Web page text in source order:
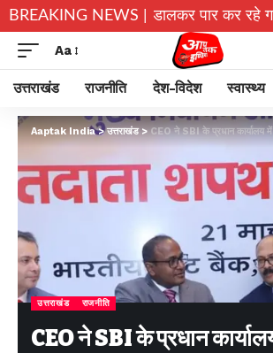
BREAKING NEWS |
जान जोखिम में डालकर पार कर रहे गदेरा,
Aa
उत्तराखंड राजनीति देश-विदेश स्वास्थ्य
Aaptak India>उत्तराखंड>CEO ने SBI के प्रधान कार्यालय में आयोजित मतदाता
उत्तराखंड राजनीति
CEO ने SBI के प्रधान